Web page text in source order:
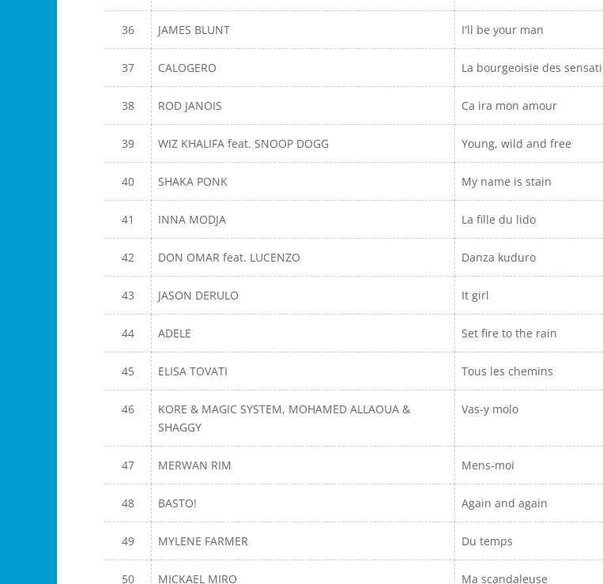
36 JAMES BLUNT I'll be your man
37 CALOGERO La bourgeoisie des
38 ROD JANOIS Ca ira mon amour
39 WIZ KHALIFA feat. SNOOP DOGG Young, wild and free
40 SHAKA PONK My name is stain
41 INNA MODJA La fille du lido
42 DON OMAR feat. LUCENZO Danza kuduro
43 JASON DERULO It girl
44 ADELE Set fire to the rain
45 ELISA TOVATI Tous les chemins
46
KORE & MAGIC SYSTEM, MOHAMED ALLAOUA &
SHAGGY
Vas-y molo
47 MERWAN RIM Mens-moi
48 BASTO! Again and again
49 MYLENE FARMER Du temps
50 MICKAEL MIRO Ma scandaleuse